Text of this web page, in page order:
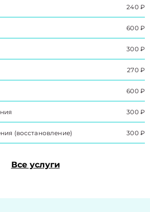
240 ₽
600 ₽
300 ₽
270 ₽
600 ₽
300 ₽
(восстановление) 300 ₽
Все услуги